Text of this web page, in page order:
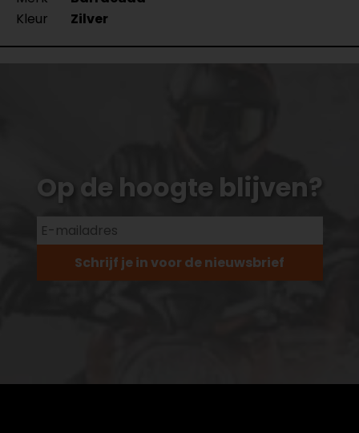
Kleur
Zilver
Op de hoogte blijven?
Schrijf je in voor de nieuwsbrief